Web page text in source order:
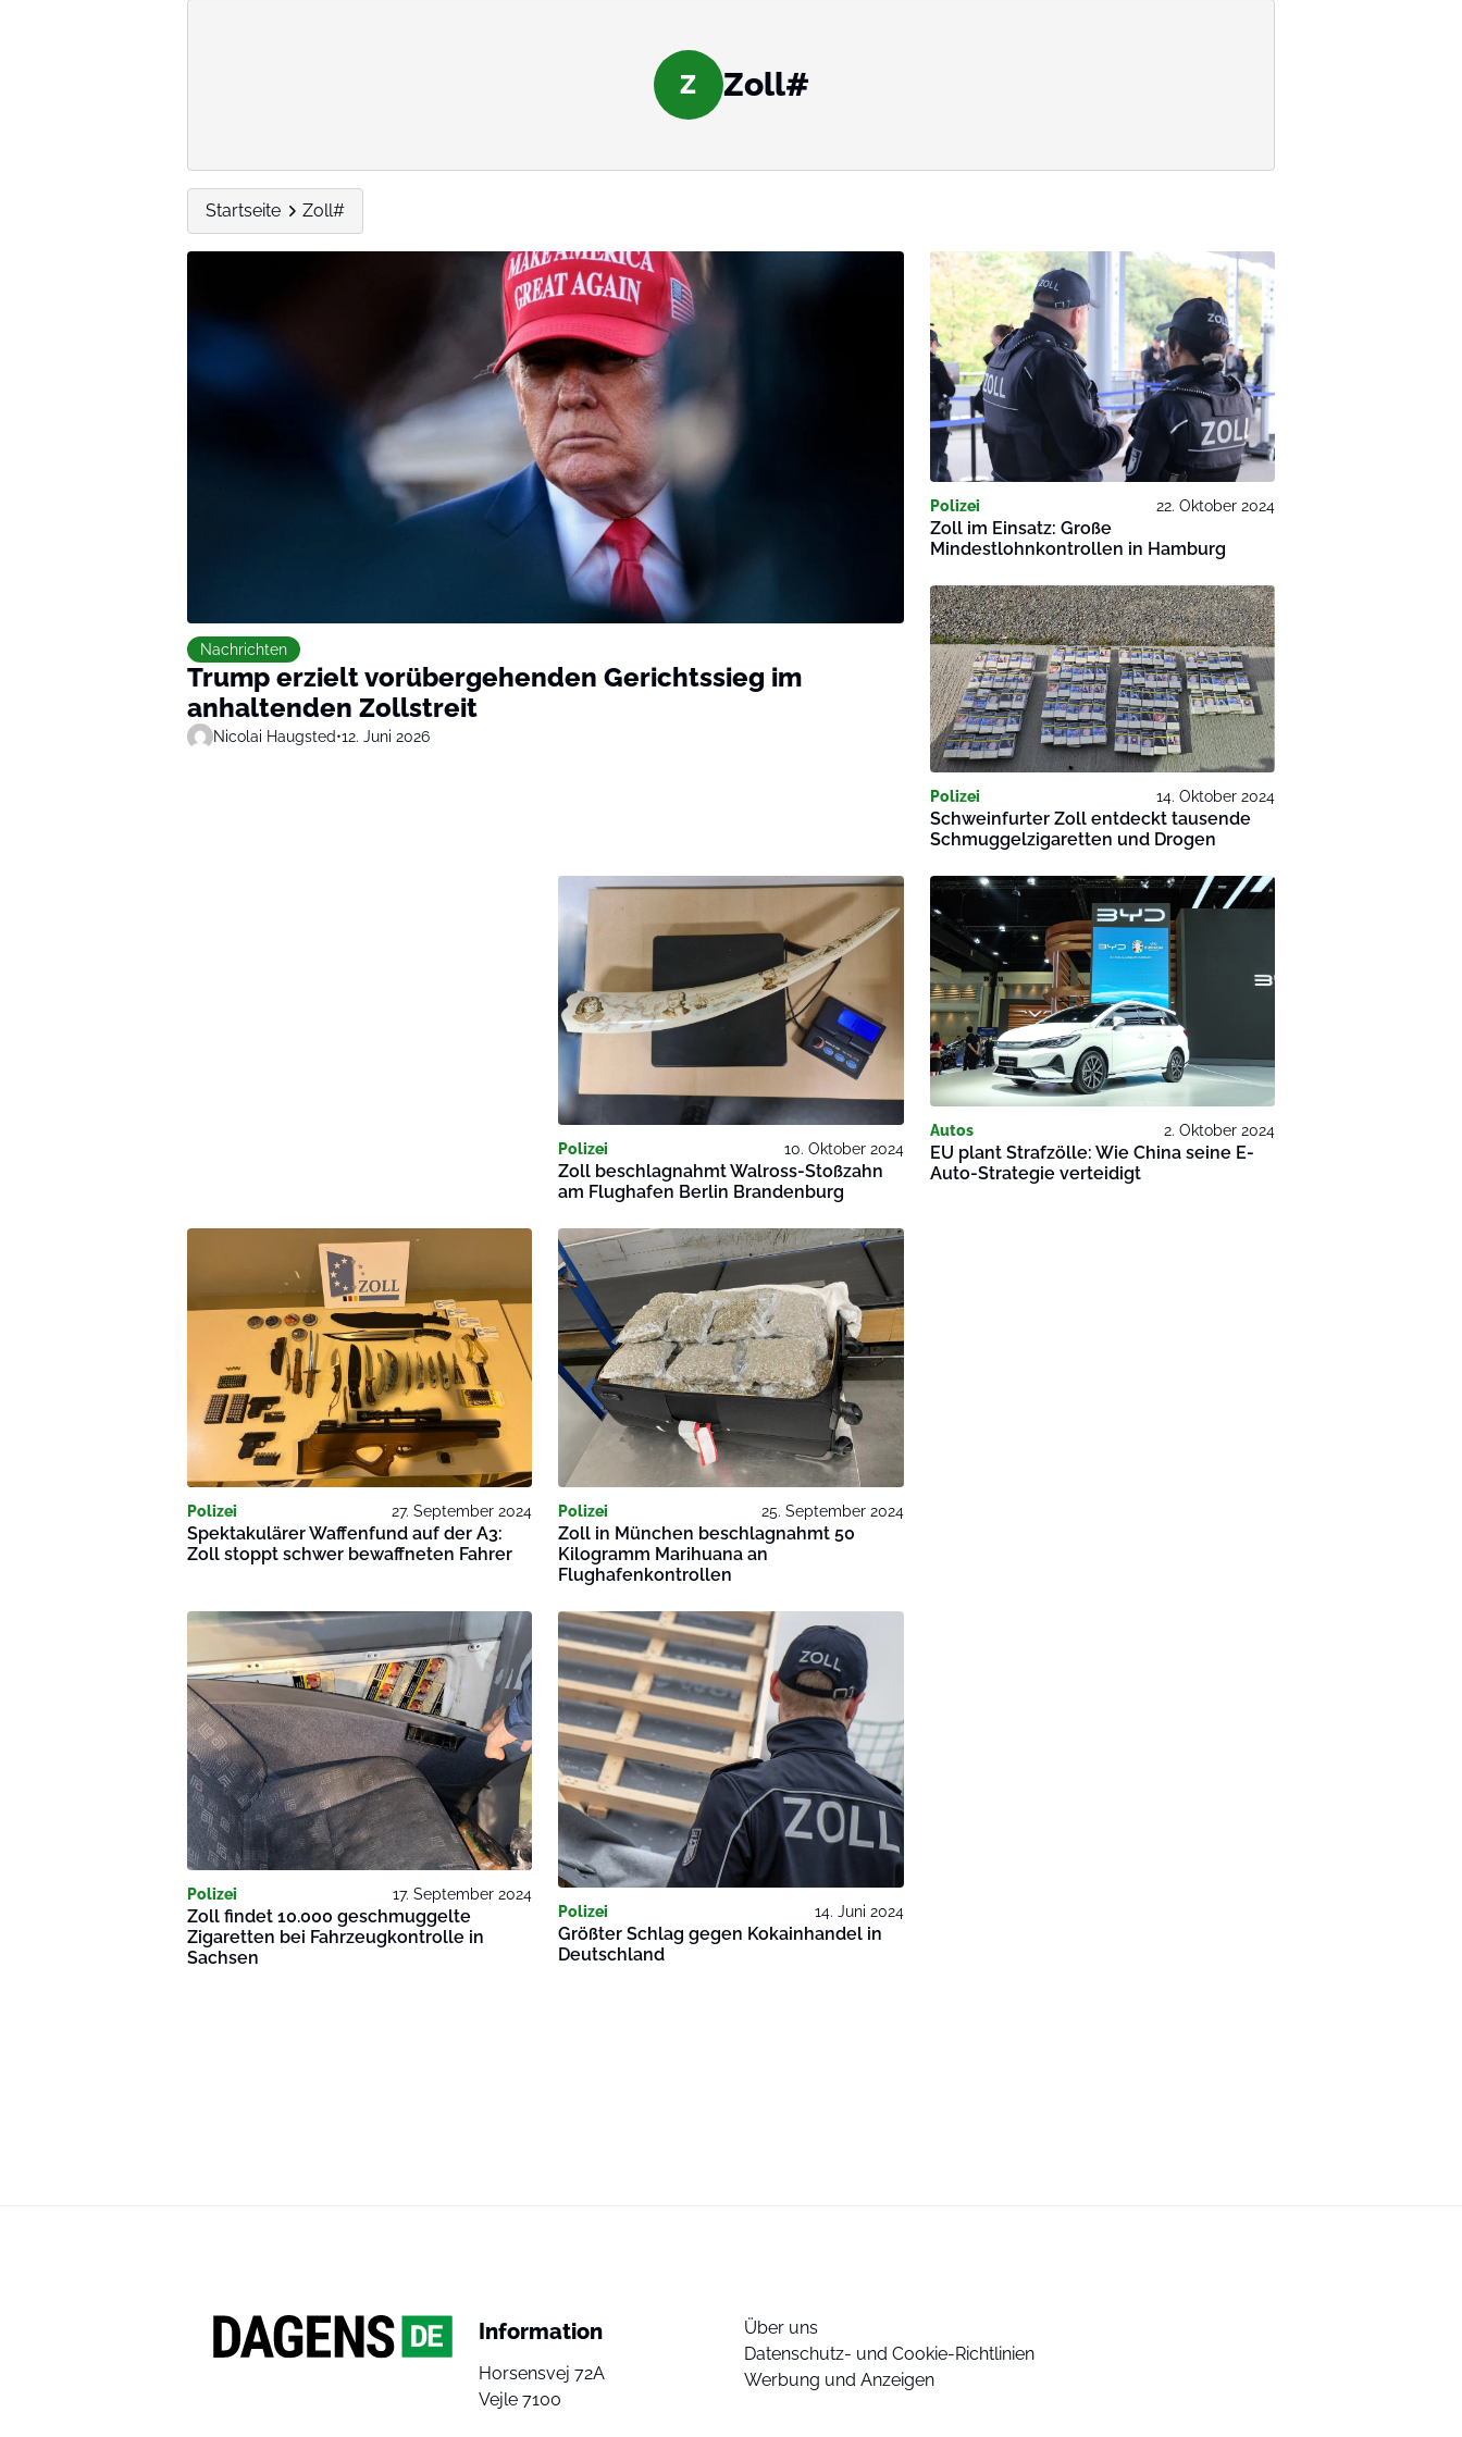
Z Zoll#
Startseite Zoll#
Nachrichten
Trump erzielt vorübergehenden Gerichtssieg im
anhaltenden Zollstreit
Nicolai Haugsted•12. Juni 2026
Polizei 22. Oktober 2024
Zoll im Einsatz: Große
Mindestlohnkontrollen in Hamburg
Polizei 14. Oktober 2024
Schweinfurter Zoll entdeckt tausende
Schmuggelzigaretten und Drogen
Polizei 10. Oktober 2024
Zoll beschlagnahmt Walross-Stoßzahn
am Flughafen Berlin Brandenburg
Autos 2. Oktober 2024
EU plant Strafzölle: Wie China seine E-
Auto-Strategie verteidigt
Polizei 27. September 2024
Spektakulärer Waffenfund auf der A3:
Zoll stoppt schwer bewaffneten Fahrer
Polizei 25. September 2024
Zoll in München beschlagnahmt 50
Kilogramm Marihuana an
Flughafenkontrollen
Polizei 17. September 2024
Zoll findet 10.000 geschmuggelte
Zigaretten bei Fahrzeugkontrolle in
Sachsen
Polizei 14. Juni 2024
Größter Schlag gegen Kokainhandel in
Deutschland
Information
Horsensvej 72A
Vejle 7100
Über uns
Datenschutz- und Cookie-Richtlinien
Werbung und Anzeigen